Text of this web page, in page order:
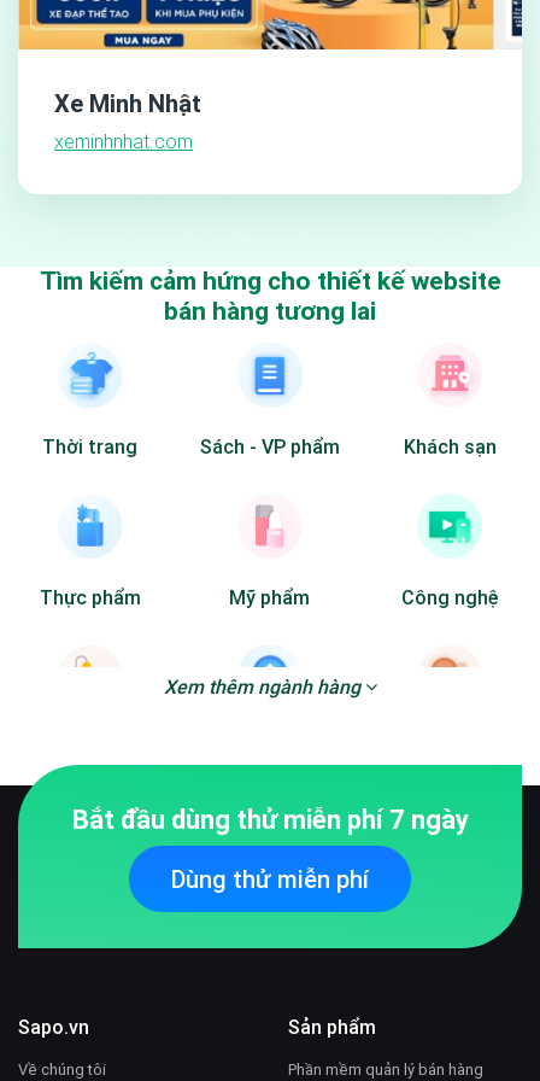
Xe Minh Nhật
xeminhnhat.com
Tìm kiếm cảm hứng cho thiết kế website
bán hàng tương lai
Thời trang Sách - VP phẩm Khách sạn
Thực phẩm Mỹ phẩm Công nghệ
Doanh nghiệp
Xem thêm ngành hàng
Bắt đầu dùng thử miễn phí 7 ngày
Dùng thử miễn phí
Sapo.vn
Về chúng tôi
Sản phẩm
Phần mềm quản lý bán hàng